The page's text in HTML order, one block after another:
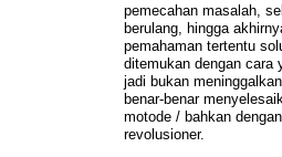
pemecahan masalah,
berulang, hingga
pemahaman tertentu
ditemukan dengan cara
jadi bukan
benar-benar
motode / bahkan
revolusioner.